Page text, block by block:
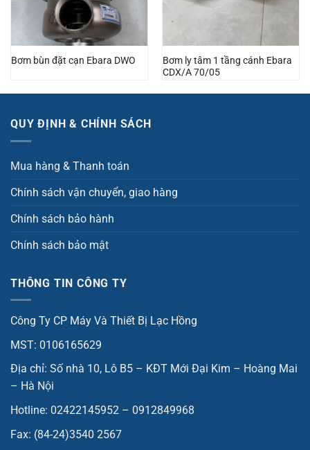
Bơm bùn đặt cạn Ebara DWO
Bơm ly tâm 1 tầng cánh Ebara
CDX/A 70/05
QUY ĐỊNH & CHÍNH SÁCH
Mua hàng & Thanh toán
Chính sách vận chuyển, giao hàng
Chính sách bảo hành
Chính sách bảo mật
THÔNG TIN CÔNG TY
Công Ty CP Máy Và Thiết Bị Lạc Hồng
MST: 0106165629
Địa chỉ: Số nhà 10, Lô B5 – KĐT Mới Đại Kim – Hoàng Mai
– Hà Nội
Hotline: 02422145952 – 0912849968
Fax: (84-24)3540 2567